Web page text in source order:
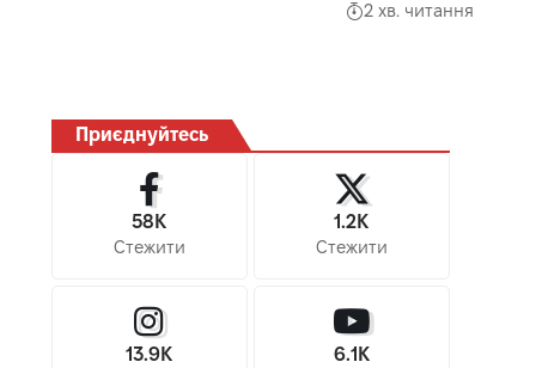
2 хв. читання
Приєднуйтесь
58K
Стежити
1.2K
Стежити
13.9K 6.1K